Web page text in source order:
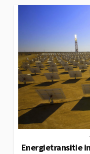
Energietransitie